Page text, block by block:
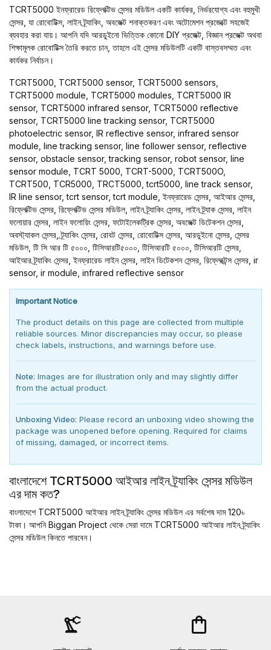
TCRT5000 ইনফ্রারেড রিফ্লেক্টিভ সেন্সর মডিউল একটি কার্যকর, নির্ভরযোগ্য এবং বহুমুখী
সেন্সর, যা রোবোটিক্স, লাইন ট্র্যাকিং, অবজেক্ট শনাক্তকরণ এবং অটোমেশন প্রজেক্টে সহজেই
ব্যবহার করা যায়। আপনি যদি আরডুইনো ভিত্তিক কোনো DIY প্রজেক্ট, বিজ্ঞান প্রজেক্ট অথবা
শিক্ষামূলক রোবোটিক্স তৈরি করতে চান, তাহলে এই সেন্সর মডিউলটি একটি বাস্তবসম্মত এবং
কার্যকর নির্বাচন।
TCRT5000, TCRT5000 sensor, TCRT5000 sensors,
TCRT5000 module, TCRT5000 modules, TCRT5000 IR
sensor, TCRT5000 infrared sensor, TCRT5000 reflective
sensor, TCRT5000 line tracking sensor, TCRT5000
photoelectric sensor, IR reflective sensor, infrared sensor
module, line tracking sensor, line follower sensor, reflective
sensor, obstacle sensor, tracking sensor, robot sensor, line
sensor module, TCRT 5000, TCRT-5000, TCRT500O,
TCRT500, TCR5000, TRCT5000, tcrt5000, line track sensor,
IR line sensor, tcrt sensor, tcrt module, ইনফ্রারেড সেন্সর, আইআর সেন্সর,
রিফ্লেক্টিভ সেন্সর, রিফ্লেক্টিভ সেন্সর মডিউল, লাইন ট্র্যাকিং সেন্সর, লাইন ট্র্যাক সেন্সর, লাইন
ফলোয়ার সেন্সর, লাইন ফলোয়িং সেন্সর, ফটোইলেকট্রিক সেন্সর, অবজেক্ট ডিটেকশন সেন্সর,
অবস্ট্যাকল সেন্সর, ট্র্যাকিং সেন্সর, রোবট সেন্সর, রোবোটিক্স সেন্সর, আরডুইনো সেন্সর, সেন্সর
মডিউল, টি সি আর টি ৫০০০, টিসিআরটি৫০০০, টিসিআরটি ৫০০০, টিসিআরটি সেন্সর,
আইআর ট্র্যাকিং সেন্সর, ইনফ্রারেড লাইন সেন্সর, লাইন ডিটেকশন সেন্সর, রিফ্লেক্টেন্স সেন্সর, ir
sensor, ir module, infrared reflective sensor
Important Notice
The product details on this page are collected from multiple
reliable sources. Minor discrepancies may occur, so please
check labels, instructions, and warnings before use.
Note: Images are for illustration only and may slightly differ
from the actual product.
Unboxing Video: Please record an unboxing video showing the
package was unopened before opening. Required for claims
of missing, damaged, or incorrect items.
বাংলাদেশে TCRT5000 আইআর লাইন ট্র্যাকিং সেন্সর মডিউল
এর দাম কত?
বাংলাদেশে TCRT5000 আইআর লাইন ট্র্যাকিং সেন্সর মডিউল এর সর্বশেষ দাম 120৳
টাকা। আপনি Biggan Project থেকে সেরা দামে TCRT5000 আইআর লাইন ট্র্যাকিং
সেন্সর মডিউল কিনতে পারবেন।
precision_manufacturing shopping_bag